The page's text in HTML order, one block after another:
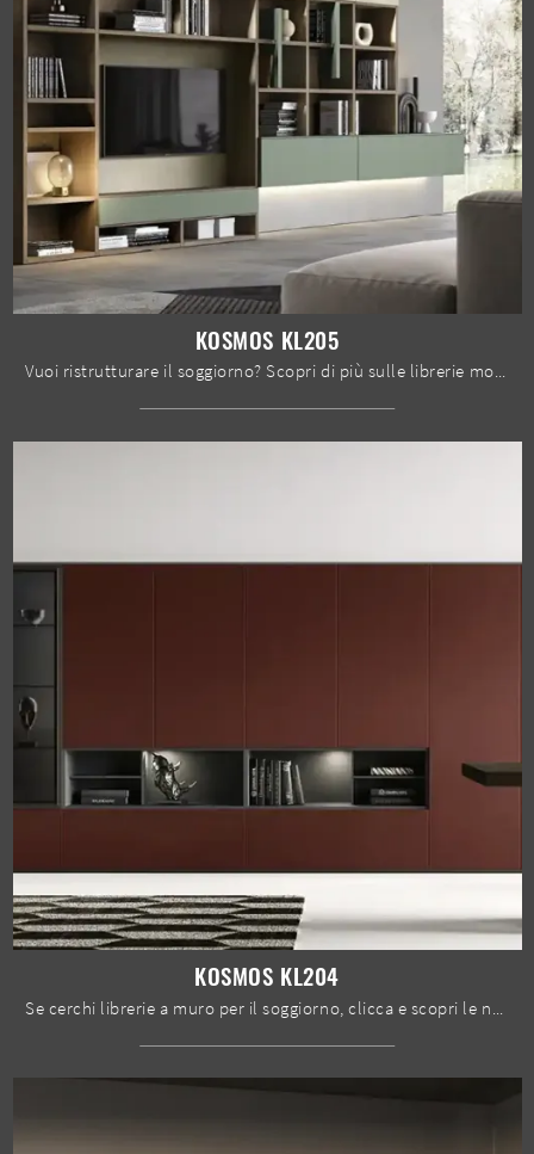
KOSMOS KL205
Vuoi ristrutturare il soggiorno? Scopri di più sulle librerie moderne a muro e arreda i tuoi spazi con il modello Kosmos KL205.
KOSMOS KL204